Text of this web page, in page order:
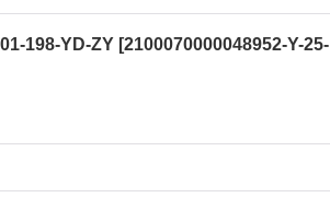
198-YD-ZY [2100070000048952-Y-25-